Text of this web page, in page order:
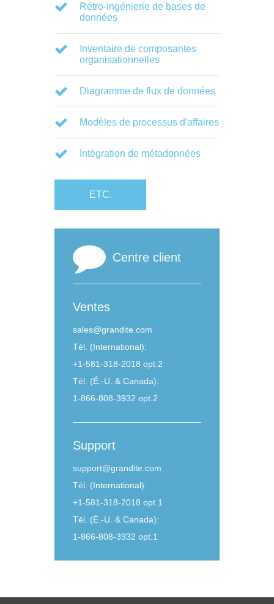
Rétro-ingénierie de bases de
données
Inventaire de composantes
organisationnelles
Diagramme de flux de données
Modèles de processus d'affaires
Intégration de métadonnées
ETC.
Centre client
Ventes
sales@grandite.com
Tél. (International):
+1-581-318-2018 opt.2
Tél. (É.-U. & Canada):
1-866-808-3932 opt.2
Support
support@grandite.com
Tél. (International):
+1-581-318-2018 opt.1
Tél. (É.-U. & Canada):
1-866-808-3932 opt.1